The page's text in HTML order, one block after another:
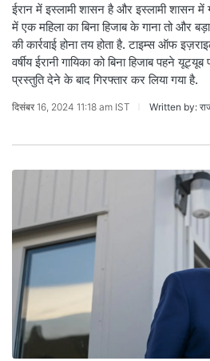
ईरान में इस्लामी शासन है और इस्लामी शासन में
में एक महिला का बिना हिजाब के गाना तो और
की कार्रवाई होना तय होता है. टाइम्स ऑफ
वर्षीय ईरानी गायिका को बिना हिजाब पहने
प्रस्तुति देने के बाद गिरफ्तार कर लिया गया है.
दिसंबर 16, 2024 11:18 am IST Written by: